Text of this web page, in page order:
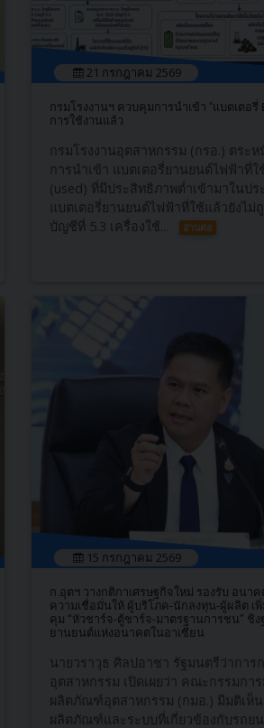
21 กรกฎาคม 2569
กรมโรงงานฯ ควบคุมการนำเข้า "แบตเตอรี่
การใช้งานแล้ว
กรมโรงงานอุตสาหกรรม (กรอ.) ตระห
การนำเข้า แบตเตอรี่ยานยนต์ไฟฟ้าที่ใ
(used) ที่มีประสิทธิภาพต่ำเข้ามาในปร
แบตเตอรี่ยานยนต์ไฟฟ้าที่ใช้แล้วยังไม่
บัญชีที่ 5.3 เครื่องใช้...
อ่านต่อ
15 กรกฎาคม 2569
ก.อุตฯ วางกติกาเศรษฐกิจใหม่ รองรับ อนาค
ความเชื่อมั่นให้ ผู้บริโภค-นักลงทุน-ผู้ผลิต เพิ่
คุม “หัวชาร์จ-ตู้ชาร์จ-มาตรฐานการชน” ชิ
ยานยนต์แห่งอนาคตในอาเซียน
นายวราวุธ ศิลปอาชา รัฐมนตรีว่าการ
อุตสาหกรรม เปิดเผยว่า คณะกรรมกา
ผลิตภัณฑ์อุตสาหกรรม (กมอ.) มีมติเห็
ผลิตภัณฑ์และระบบที่เกี่ยวข้องกับรถย